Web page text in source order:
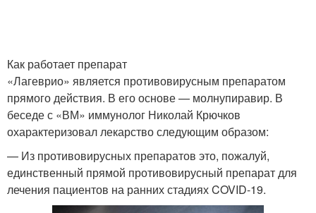
Как работает препарат
«Лагеврио» является противовирусным препаратом
прямого действия. В его основе — молнупиравир. В
беседе с «ВМ» иммунолог Николай Крючков
охарактеризовал лекарство следующим образом:
— Из противовирусных препаратов это, пожалуй,
единственный прямой противовирусный препарат для
лечения пациентов на ранних стадиях COVID-19.